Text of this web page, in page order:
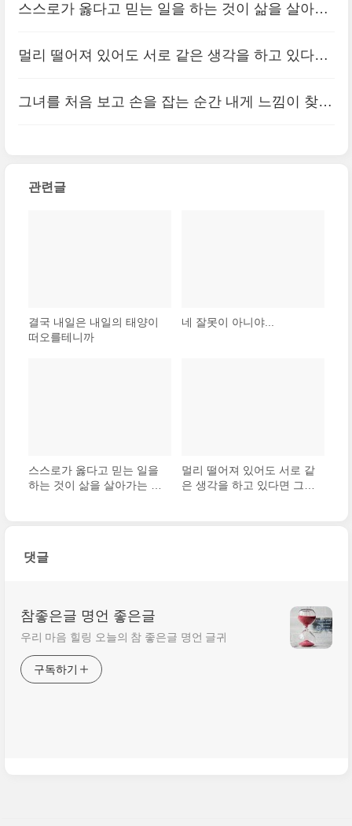
스스로가 옳다고 믿는 일을 하는 것이 삶을 살아가
멀리 떨어져 있어도 서로 같은 생각을 하고 있다면
그녀를 처음 보고 손을 잡는 순간 내게 느낌이 찾아
관련글
결국 내일은 내일의 태양이
떠오를테니까
네 잘못이 아니야...
스스로가 옳다고 믿는 일을
하는 것이 삶을 살아가는 유
멀리 떨어져 있어도 서로 같
은 생각을 하고 있다면 그건
댓글
참좋은글 명언 좋은글
우리 마음 힐링 오늘의 참 좋은글 명언 글귀
구독하기